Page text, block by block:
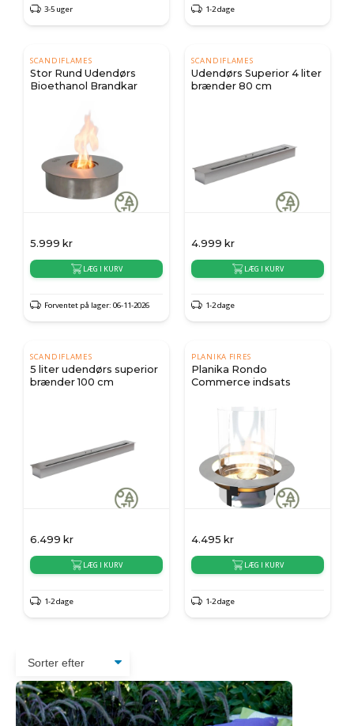
3-5 uger 1-2 dage
SCANDIFLAMES
Stor Rund Udendørs
Bioethanol Brandkar
5.999 kr
LÆG I KURV
Forventet på lager: 06-11-2026
SCANDIFLAMES
Udendørs Superior 4 liter
brænder 80 cm
4.999 kr
LÆG I KURV
1-2 dage
SCANDIFLAMES
5 liter udendørs superior
brænder 100 cm
6.499 kr
LÆG I KURV
1-2 dage
PLANIKA FIRES
Planika Rondo
Commerce indsats
4.495 kr
LÆG I KURV
1-2 dage